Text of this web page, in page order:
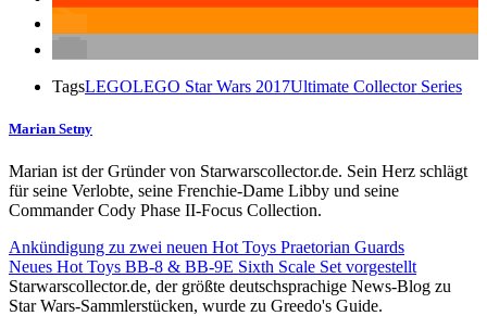
TagsLEGOLEGO Star Wars 2017Ultimate Collector Series
Marian Setny
Marian ist der Gründer von Starwarscollector.de. Sein Herz schlägt
für seine Verlobte, seine Frenchie-Dame Libby und seine
Commander Cody Phase II-Focus Collection.
Ankündigung zu zwei neuen Hot Toys Praetorian Guards
Neues Hot Toys BB-8 & BB-9E Sixth Scale Set vorgestellt
Starwarscollector.de, der größte deutschsprachige News-Blog zu
Star Wars-Sammlerstücken, wurde zu Greedo's Guide.